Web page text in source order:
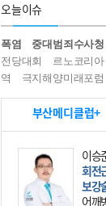
오늘이슈
폭염 중대범죄수사청
전당대회
르노코리아
역
극지해양미래포럼
부산메디클럽+
윤경
암 치
을
요즘